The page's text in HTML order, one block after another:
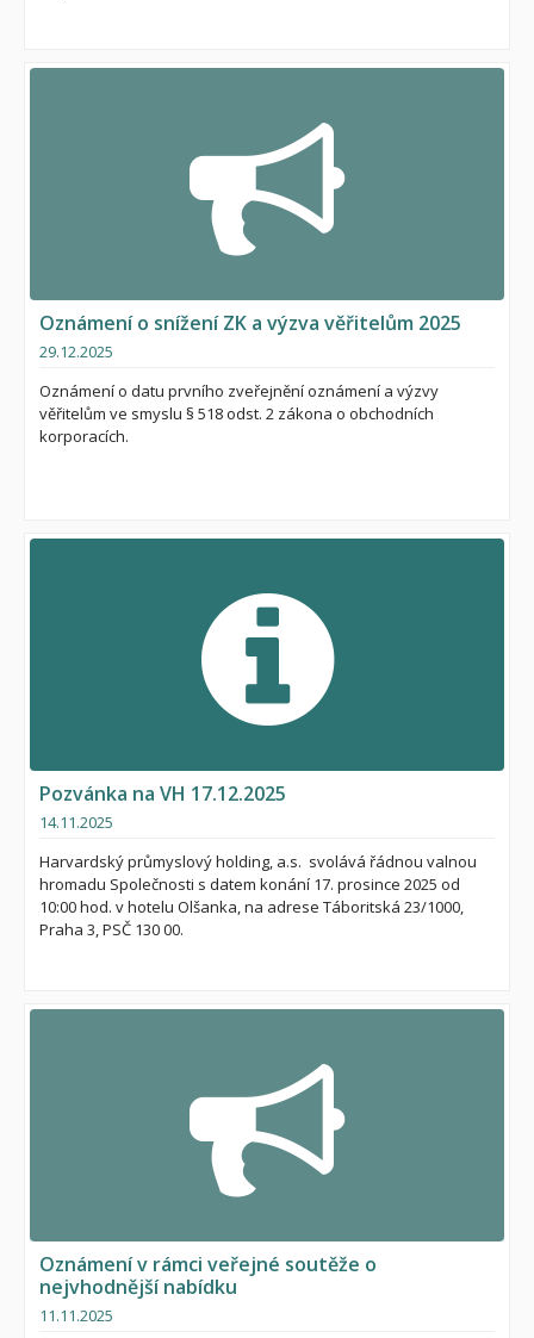
Oznámení o snížení ZK a výzva věřitelům 2025
29.12.2025
Oznámení o datu prvního zveřejnění oznámení a výzvy
věřitelům ve smyslu § 518 odst. 2 zákona o obchodních
korporacích.
Pozvánka na VH 17.12.2025
14.11.2025
Harvardský průmyslový holding, a.s. svolává řádnou valnou
hromadu Společnosti s datem konání 17. prosince 2025 od
10:00 hod. v hotelu Olšanka, na adrese Táboritská 23/1000,
Praha 3, PSČ 130 00.
Oznámení v rámci veřejné soutěže o
nejvhodnější nabídku
11.11.2025